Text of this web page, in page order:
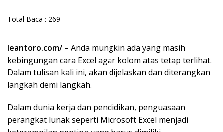
Total Baca : 269
leantoro.com/ – Anda mungkin ada yang masih
kebingungan cara Excel agar kolom atas tetap terlihat.
Dalam tulisan kali ini, akan dijelaskan dan diterangkan
langkah demi langkah.
Dalam dunia kerja dan pendidikan, penguasaan
perangkat lunak seperti Microsoft Excel menjadi